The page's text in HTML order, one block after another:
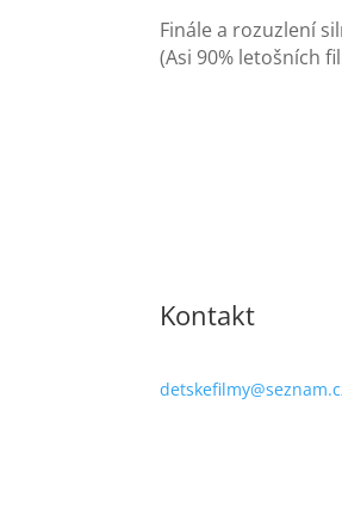
Finále a rozuzlení
(Asi 90% letošních
Kontakt